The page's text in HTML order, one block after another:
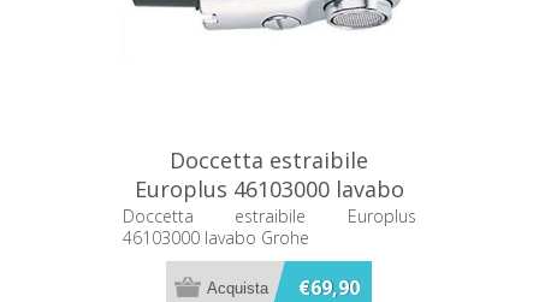
Doccetta estraibile
Europlus 46103000 lavabo
Grohe
Doccetta estraibile Europlus
46103000 lavabo Grohe
€69,90